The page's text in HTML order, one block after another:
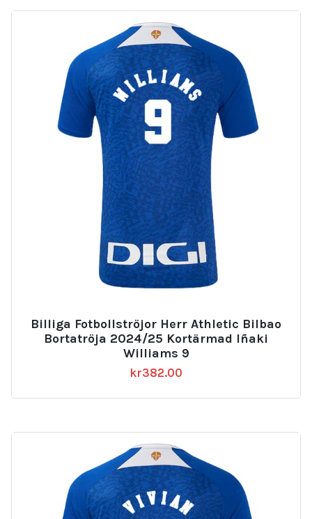
Billiga Fotbollströjor Herr Athletic Bilbao
Bortatröja 2024/25 Kortärmad Iñaki
Williams 9
kr382.00